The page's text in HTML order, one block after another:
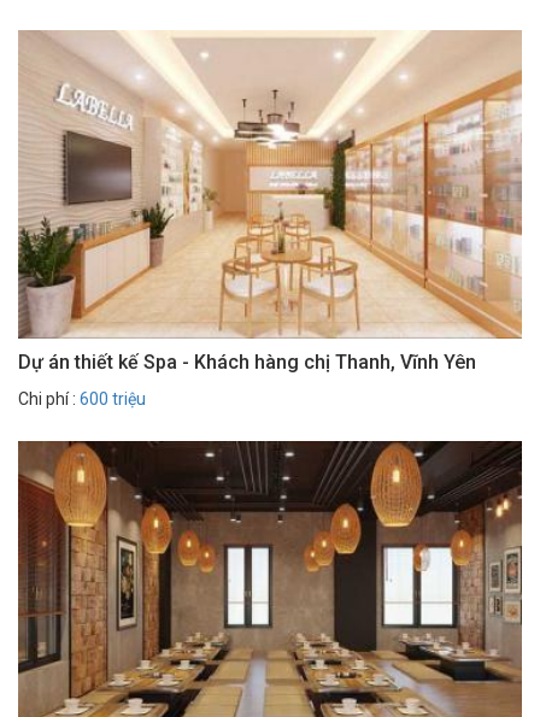
Dự án thiết kế Spa - Khách hàng chị Thanh, Vĩnh Yên
Chi phí : 600 triệu